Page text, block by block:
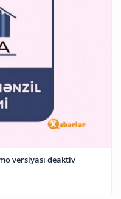
versiyası deaktiv